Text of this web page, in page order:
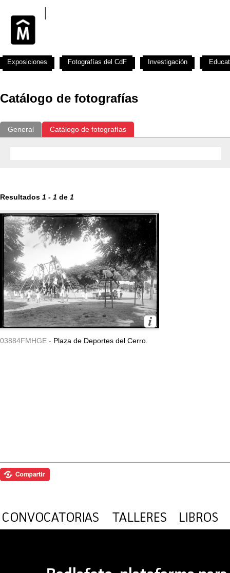
Catálogo de fotografías
General Catálogo de fotografías
Resultados 1 - 1 de 1
03884FMHGE - Plaza de Deportes del Cerro.
Exposiciones Fotografías del CdF Investigación